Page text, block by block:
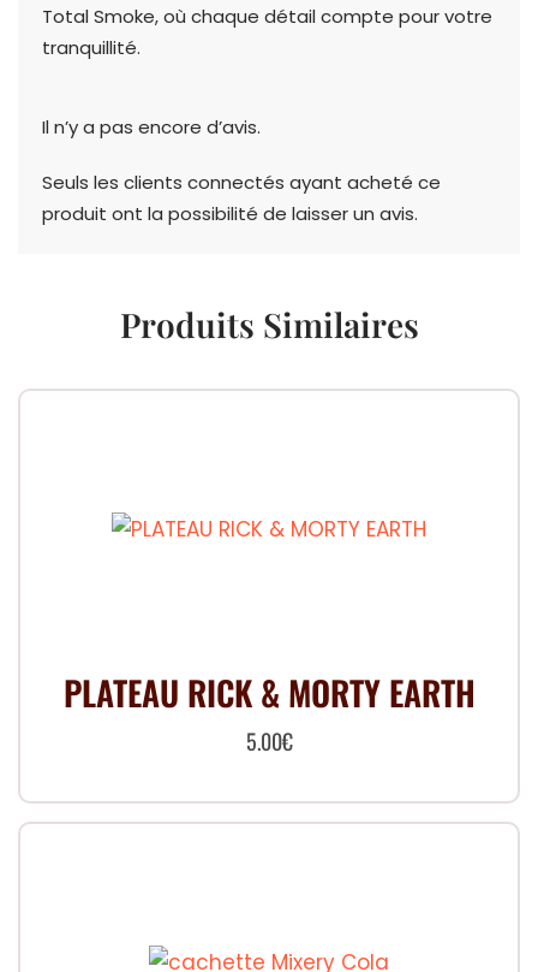
Total Smoke, où chaque détail compte pour votre
tranquillité.
Il n’y a pas encore d’avis.
Seuls les clients connectés ayant acheté ce
produit ont la possibilité de laisser un avis.
Produits Similaires
PLATEAU RICK & MORTY EARTH
5.00€